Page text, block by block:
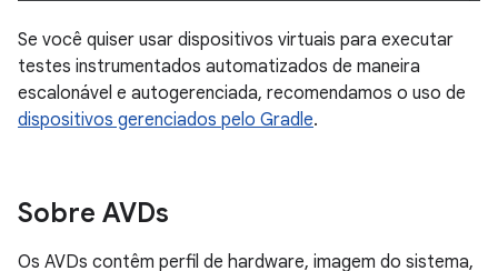
Se você quiser usar dispositivos virtuais para executar
testes instrumentados automatizados de maneira
escalonável e autogerenciada, recomendamos o uso de
dispositivos gerenciados pelo Gradle.
Sobre AVDs
Os AVDs contêm perfil de hardware, imagem do sistema,